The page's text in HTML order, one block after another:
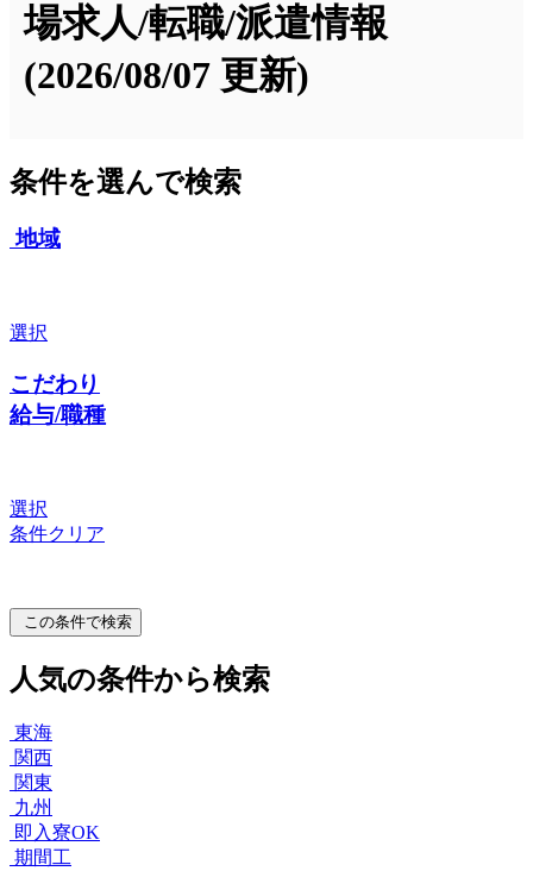
場求人/転職/派遣情報
(2026/08/07 更新)
条件を選んで検索
地域
選択
こだわり
給与/職種
選択
条件クリア
この条件で検索
人気の条件から検索
東海
関西
関東
九州
即入寮OK
期間工